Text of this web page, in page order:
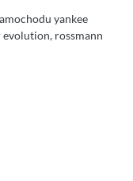
yankee
evolution, rossmann